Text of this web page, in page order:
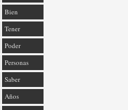
Bien
Tener
Poder
Personas
Saber
Años